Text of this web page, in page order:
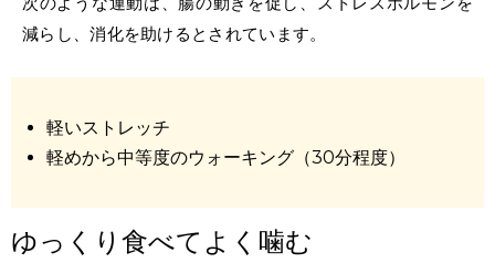
減らし、消化を助けるとされています。
軽いストレッチ
軽めから中等度のウォーキング（30分程度）
ゆっくり食べてよく噛む